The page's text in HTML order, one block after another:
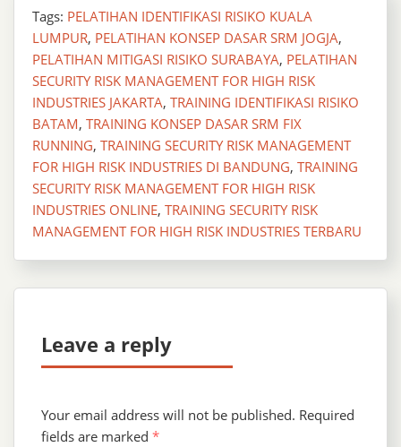
Tags: PELATIHAN IDENTIFIKASI RISIKO KUALA
LUMPUR, PELATIHAN KONSEP DASAR SRM JOGJA,
PELATIHAN MITIGASI RISIKO SURABAYA, PELATIHAN
SECURITY RISK MANAGEMENT FOR HIGH RISK
INDUSTRIES JAKARTA, TRAINING IDENTIFIKASI RISIKO
BATAM, TRAINING KONSEP DASAR SRM FIX
RUNNING, TRAINING SECURITY RISK MANAGEMENT
FOR HIGH RISK INDUSTRIES DI BANDUNG, TRAINING
SECURITY RISK MANAGEMENT FOR HIGH RISK
INDUSTRIES ONLINE, TRAINING SECURITY RISK
MANAGEMENT FOR HIGH RISK INDUSTRIES TERBARU
Leave a reply
Your email address will not be published. Required
fields are marked *